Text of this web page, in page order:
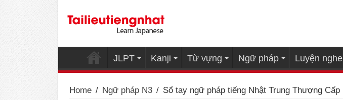
JLPT Kanji Từ vựng Ngữ pháp Luyện nghe
Home / Ngữ pháp N3 / Sổ tay ngữ pháp tiếng Nhật Trung Thượng Cấp